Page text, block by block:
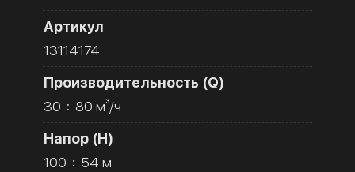
Артикул
13114174
Производительность (Q)
30 ÷ 80 м³/ч
Напор (H)
100 ÷ 54 м